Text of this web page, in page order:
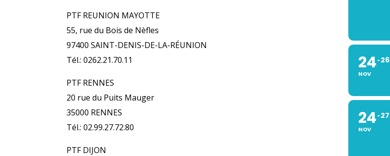
PTF REUNION MAYOTTE
55, rue du Bois de Nèfles
97400 SAINT-DENIS-DE-LA-RÉUNION
Tél.: 0262.21.70.11
PTF RENNES
20 rue du Puits Mauger
35000 RENNES
Tél.: 02.99.27.72.80
PTF DIJON
24
NOV
26
24
NOV
27